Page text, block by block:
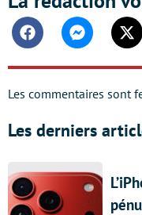
FacebookMessenger
Les commentaires sont
Les derniers